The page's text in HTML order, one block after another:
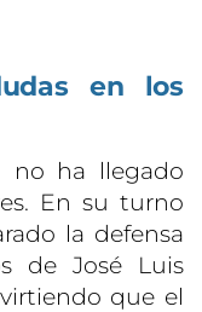
en los
no ha llegado
En su turno
la defensa
de José Luis
que el